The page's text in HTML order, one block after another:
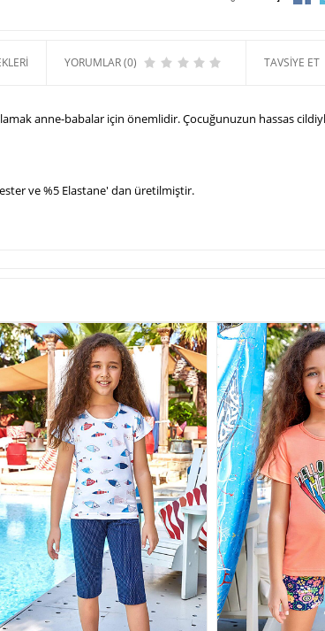
YORUMLAR (0) TAVSIYE ET
anne-babalar için önemlidir. Çocuğunuzun hassas
ve %5 Elastane' dan üretilmiştir.